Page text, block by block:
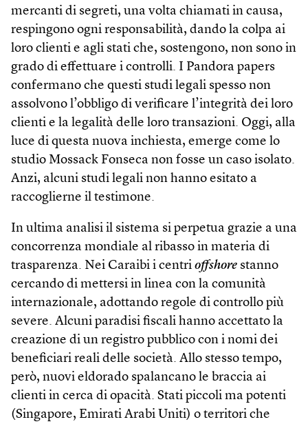
mercanti di segreti, una volta chiamati in causa,
respingono ogni responsabilità, dando la colpa ai
loro clienti e agli stati che, sostengono, non sono in
grado di effettuare i controlli. I Pandora papers
confermano che questi studi legali spesso non
assolvono l’obbligo di verificare l’integrità dei loro
clienti e la legalità delle loro transazioni. Oggi, alla
luce di questa nuova inchiesta, emerge come lo
studio Mossack Fonseca non fosse un caso isolato.
Anzi, alcuni studi legali non hanno esitato a
raccoglierne il testimone.
In ultima analisi il sistema si perpetua grazie a una
concorrenza mondiale al ribasso in materia di
trasparenza. Nei Caraibi i centri off­shore stanno
cercando di mettersi in linea con la comunità
internazionale, adottando regole di controllo più
severe. Alcuni paradisi fiscali hanno accettato la
creazione di un registro pubblico con i nomi dei
beneficiari reali delle società. Allo stesso tempo,
però, nuovi eldorado spalancano le braccia ai
clienti in cerca di opacità. Stati piccoli ma potenti
(Singapore, Emirati Arabi Uniti) o territori che